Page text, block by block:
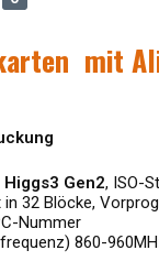
mit
Higgs3 Gen2, ISO-
32 Blöcke,
Nummer
860-